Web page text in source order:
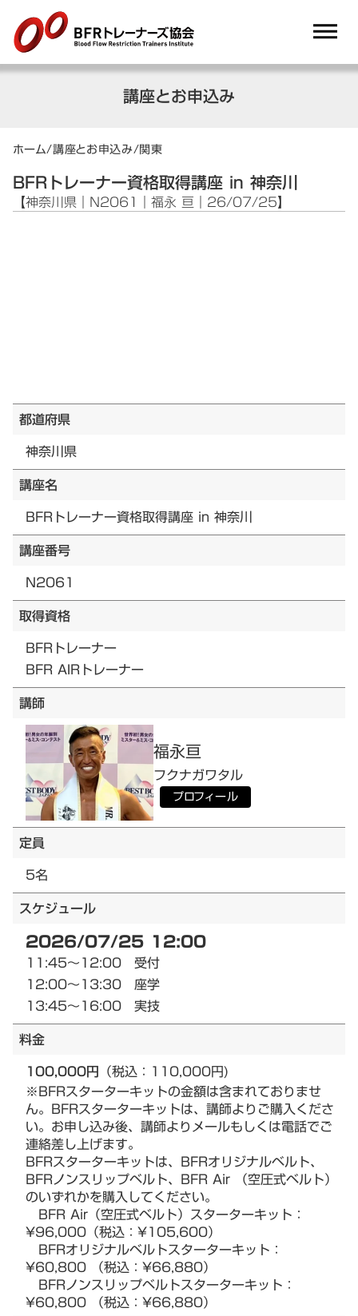
講座とお申込み
ホーム/講座とお申込み/関東
BFRトレーナー資格取得講座 in 神奈川
【神奈川県｜N2061｜福永 亘｜26/07/25】
都道府県
神奈川県
講座名
BFRトレーナー資格取得講座 in 神奈川
講座番号
N2061
取得資格
BFRトレーナー
BFR AIRトレーナー
講師
福永亘
フクナガワタル
プロフィール
定員
5名
スケジュール
2026/07/25 12:00
11:45～12:00 受付
12:00～13:30 座学
13:45～16:00 実技
料金
100,000円 （税込：110,000円)
※BFRスターターキットの金額は含まれておりませ
ん。BFRスターターキットは、講師よりご購入くださ
い。お申し込み後、講師よりメールもしくは電話でご
連絡差し上げます。
BFRスターターキットは、BFRオリジナルベルト、
BFRノンスリップベルト、BFR Air （空圧式ベルト）
のいずれかを購入してください。
BFR Air（空圧式ベルト）スターターキット：
¥96,000（税込：¥105,600）
BFRオリジナルベルトスターターキット：
¥60,800 （税込：¥66,880）
BFRノンスリップベルトスターターキット：
¥60,800 （税込：¥66,880）
dehaze